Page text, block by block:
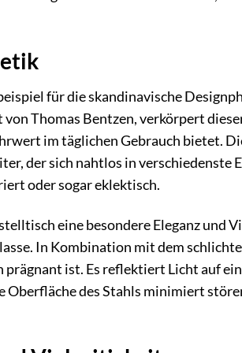
für die skandinavische
Thomas Bentzen, verkörpert
im täglichen Gebrauch bietet.
der sich nahtlos in
oder sogar eklektisch.
eine besondere Eleganz und
In Kombination mit dem
ist. Es reflektiert Licht auf
Oberfläche des Stahls minimiert